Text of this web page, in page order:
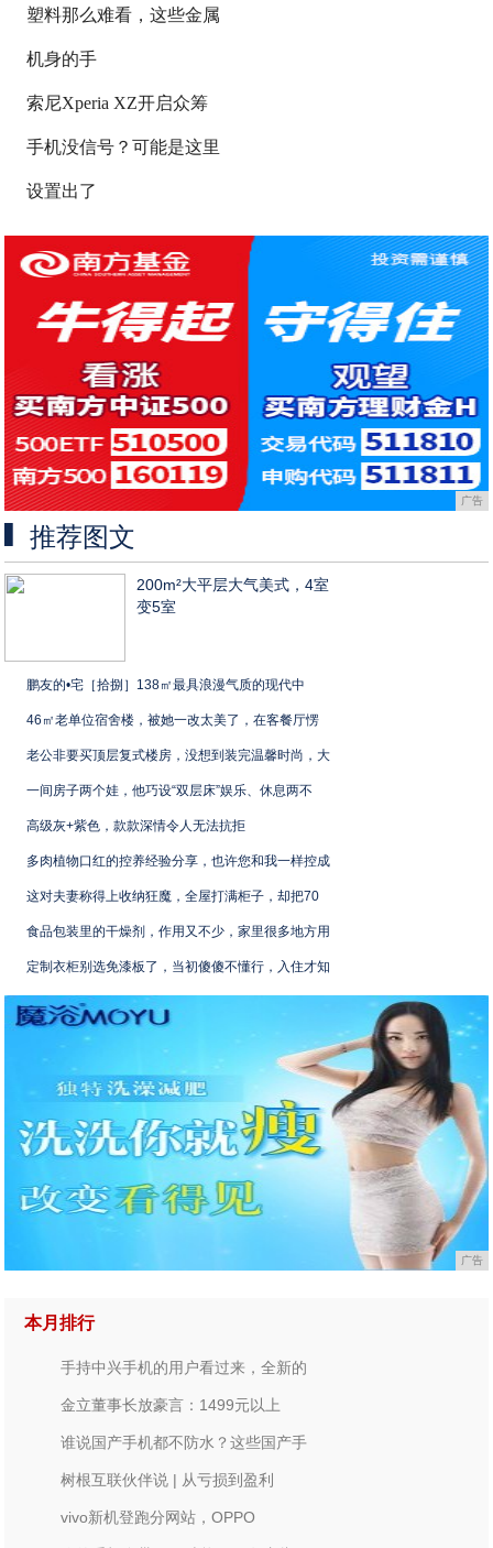
塑料那么难看，这些金属
机身的手
索尼Xperia XZ开启众筹
手机没信号？可能是这里
设置出了
广告
推荐图文
200m²大平层大气美式，4室
变5室
鹏友的•宅［拾捌］138㎡最具浪漫气质的现代中
46㎡老单位宿舍楼，被她一改太美了，在客餐厅愣
老公非要买顶层复式楼房，没想到装完温馨时尚，大
一间房子两个娃，他巧设“双层床”娱乐、休息两不
高级灰+紫色，款款深情令人无法抗拒
多肉植物口红的控养经验分享，也许您和我一样控成
这对夫妻称得上收纳狂魔，全屋打满柜子，却把70
食品包装里的干燥剂，作用又不少，家里很多地方用
定制衣柜别选免漆板了，当初傻傻不懂行，入住才知
广告
本月排行
手持中兴手机的用户看过来，全新的
金立董事长放豪言：1499元以上
谁说国产手机都不防水？这些国产手
树根互联伙伴说 | 从亏损到盈利
vivo新机登跑分网站，OPPO